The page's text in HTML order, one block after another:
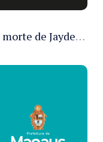
Prefeitura de Manaus lamenta morte de Jayder Rego do Nascimento e informa velório na cidade